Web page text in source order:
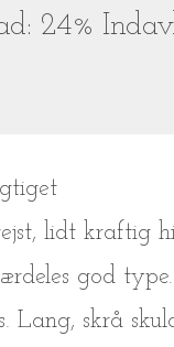
24%
lidt kraftig
god type.
Lang, skrå